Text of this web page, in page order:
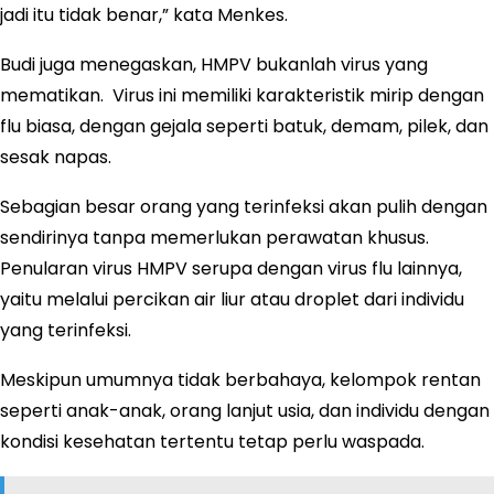
jadi itu tidak benar,” kata Menkes.
Budi juga menegaskan, HMPV bukanlah virus yang
mematikan. Virus ini memiliki karakteristik mirip dengan
flu biasa, dengan gejala seperti batuk, demam, pilek, dan
sesak napas.
Sebagian besar orang yang terinfeksi akan pulih dengan
sendirinya tanpa memerlukan perawatan khusus.
Penularan virus HMPV serupa dengan virus flu lainnya,
yaitu melalui percikan air liur atau droplet dari individu
yang terinfeksi.
Meskipun umumnya tidak berbahaya, kelompok rentan
seperti anak-anak, orang lanjut usia, dan individu dengan
kondisi kesehatan tertentu tetap perlu waspada.